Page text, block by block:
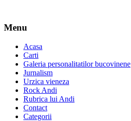
Menu
Acasa
Carti
Galeria personalitatilor bucovinene
Jurnalism
Urzica vieneza
Rock Andi
Rubrica lui Andi
Contact
Categorii